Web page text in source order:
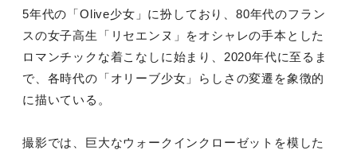
5年代の「Olive少女」に扮しており、80年代のフラン
スの女子高生「リセエンヌ」をオシャレの手本とした
ロマンチックな着こなしに始まり、2020年代に至るま
で、各時代の「オリーブ少女」らしさの変遷を象徴的
に描いている。
撮影では、巨大なウォークインクローゼットを模した